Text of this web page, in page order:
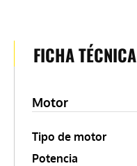
FICHA TÉCNICA
Motor
Tipo de motor
Potencia